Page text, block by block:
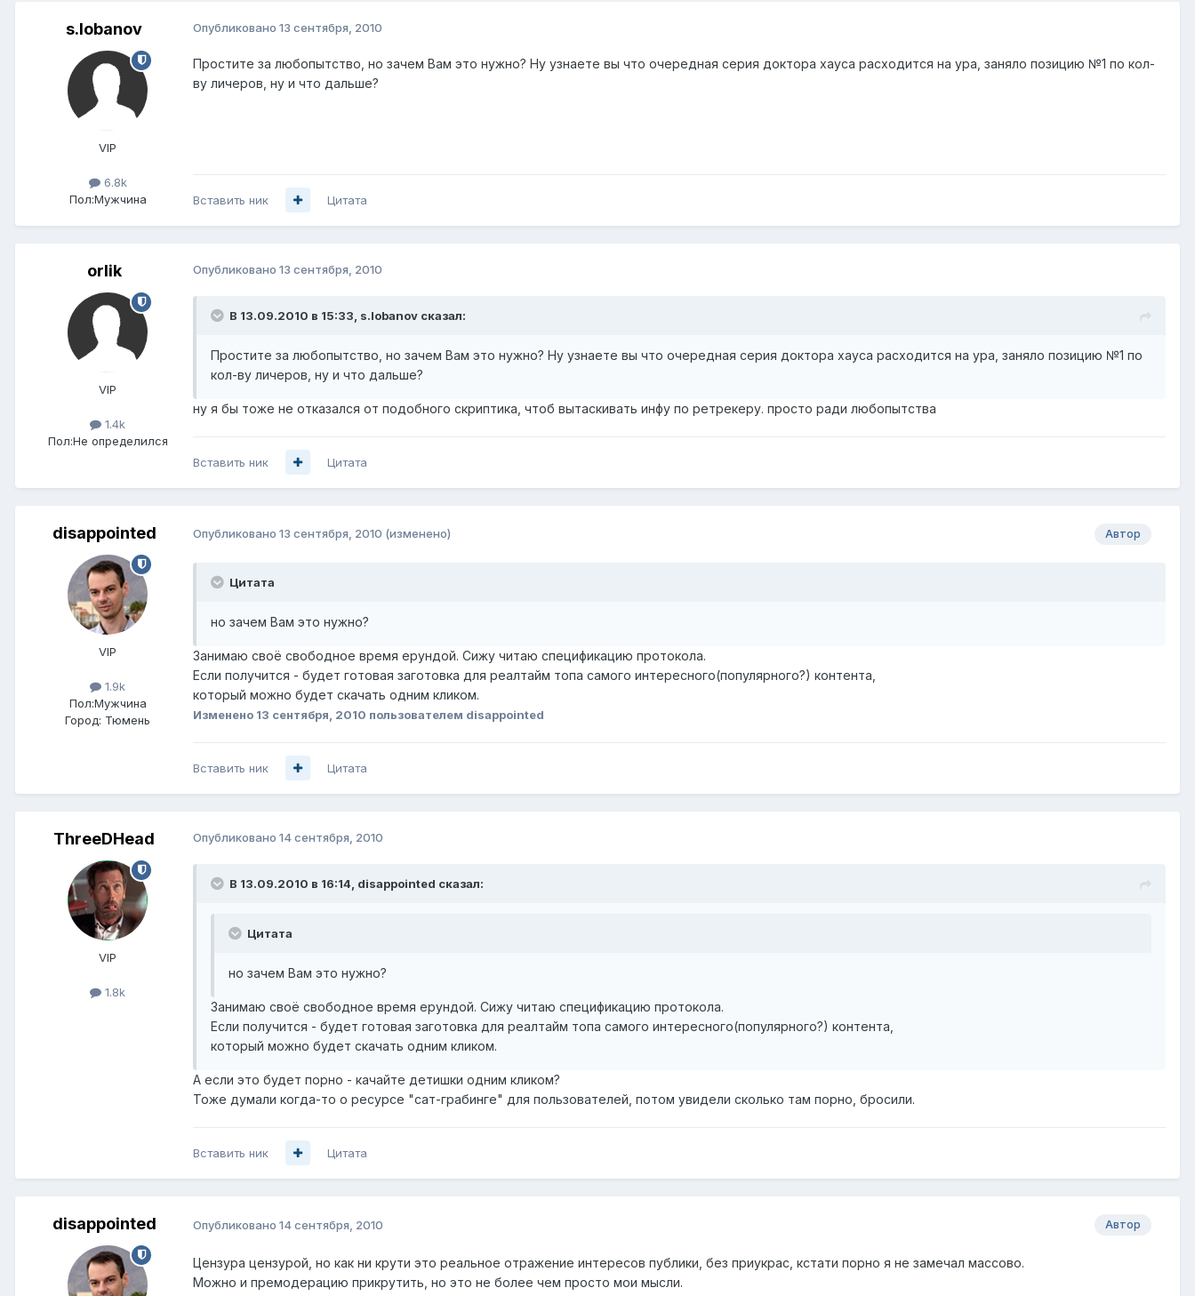
s.lobanov
VIP
6.8k
Пол:Мужчина
Опубликовано 13 сентября, 2010
Простите за любопытство, но зачем Вам это нужно? Ну узнаете вы что очередная серия доктора хауса расходится на ура, заняло позицию №1 по кол-
ву личеров, ну и что дальше?
Вставить ник Цитата
orlik
VIP
1.4k
Пол:Не определился
Опубликовано 13 сентября, 2010
В 13.09.2010 в 15:33, s.lobanov сказал:
Простите за любопытство, но зачем Вам это нужно? Ну узнаете вы что очередная серия доктора хауса расходится на ура, заняло позицию №1 по
кол-ву личеров, ну и что дальше?
ну я бы тоже не отказался от подобного скриптика, чтоб вытаскивать инфу по ретрекеру. просто ради любопытства
Вставить ник Цитата
disappointed
VIP
1.9k
Пол:Мужчина
Город: Тюмень
Автор
Опубликовано 13 сентября, 2010 (изменено)
Цитата
но зачем Вам это нужно?
Занимаю своё свободное время ерундой. Сижу читаю спецификацию протокола.
Если получится - будет готовая заготовка для реалтайм топа самого интересного(популярного?) контента,
который можно будет скачать одним кликом.
Изменено 13 сентября, 2010 пользователем disappointed
Вставить ник Цитата
ThreeDHead
VIP
1.8k
Опубликовано 14 сентября, 2010
В 13.09.2010 в 16:14, disappointed сказал:
Цитата
но зачем Вам это нужно?
Занимаю своё свободное время ерундой. Сижу читаю спецификацию протокола.
Если получится - будет готовая заготовка для реалтайм топа самого интересного(популярного?) контента,
который можно будет скачать одним кликом.
А если это будет порно - качайте детишки одним кликом?
Тоже думали когда-то о ресурсе "сат-грабинге" для пользователей, потом увидели сколько там порно, бросили.
Вставить ник Цитата
disappointed Автор
Опубликовано 14 сентября, 2010
Цензура цензурой, но как ни крути это реальное отражение интересов публики, без приукрас, кстати порно я не замечал массово.
Можно и премодерацию прикрутить, но это не более чем просто мои мысли.